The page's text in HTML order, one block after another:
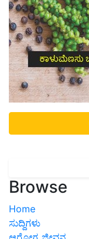
Browse
Home
ಸುದ್ದಿಗಳು